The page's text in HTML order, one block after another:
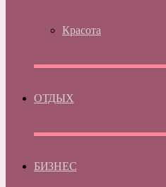
Красота
ОТДЫХ
БИЗНЕС